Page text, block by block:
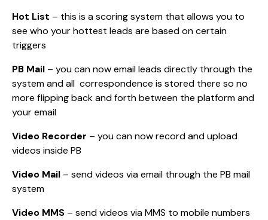
Hot List – this is a scoring system that allows you to
see who your hottest leads are based on certain
triggers
PB Mail – you can now email leads directly through the
system and all correspondence is stored there so no
more flipping back and forth between the platform and
your email
Video Recorder – you can now record and upload
videos inside PB
Video Mail – send videos via email through the PB mail
system
Video MMS – send videos via MMS to mobile numbers